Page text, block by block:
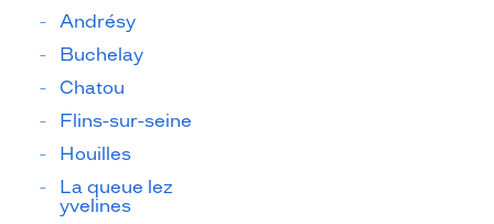
Andrésy
Buchelay
Chatou
Flins-sur-seine
Houilles
La queue lez
yvelines